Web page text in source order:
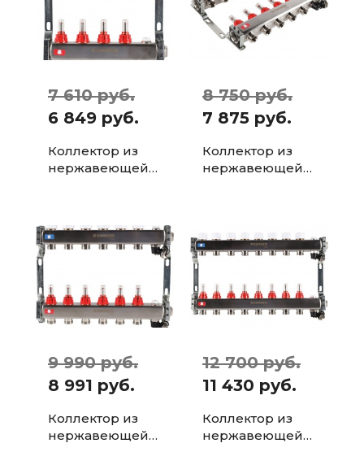
7 610 руб.
6 849 руб.
Коллектор из
нержавеющей
клапаном вып.
воздух...
8 750 руб.
7 875 руб.
Коллектор из
нержавеющей
клапаном вып.
воздух...
9 990 руб.
8 991 руб.
Коллектор из
нержавеющей
12 700 руб.
11 430 руб.
Коллектор из
нержавеющей